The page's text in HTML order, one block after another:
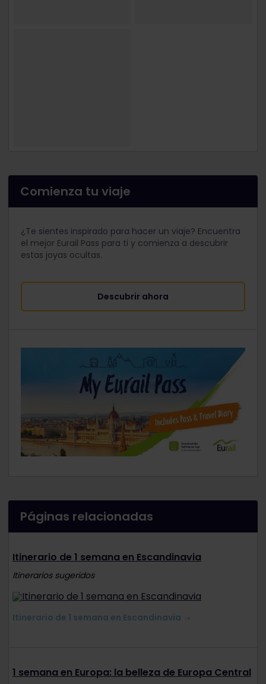
Comienza tu viaje
¿Te sientes inspirado para hacer un viaje? Encuentra
el mejor Eurail Pass para ti y comienza a descubrir
estas joyas ocultas.
Descubrir ahora
Páginas relacionadas
Itinerario de 1 semana en Escandinavia
Itinerarios sugeridos
Itinerario de 1 semana en Escandinavia
1 semana en Europa: la belleza de Europa Central